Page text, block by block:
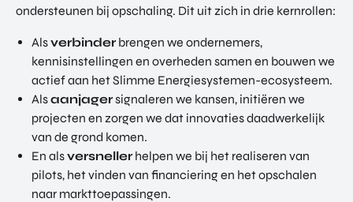
ondersteunen bij opschaling. Dit uit zich in drie kernrollen:
Alsverbinder brengen we ondernemers,
kennisinstellingen en overheden samen en bouwen we
actief aan het Slimme Energiesystemen-ecosysteem.
Alsaanjagersignaleren we kansen, initiëren we
projecten en zorgen we dat innovaties daadwerkelijk
van de grond komen.
En alsversneller helpen we bij het realiseren van
pilots, het vinden van financiering en het opschalen
naar markttoepassingen.